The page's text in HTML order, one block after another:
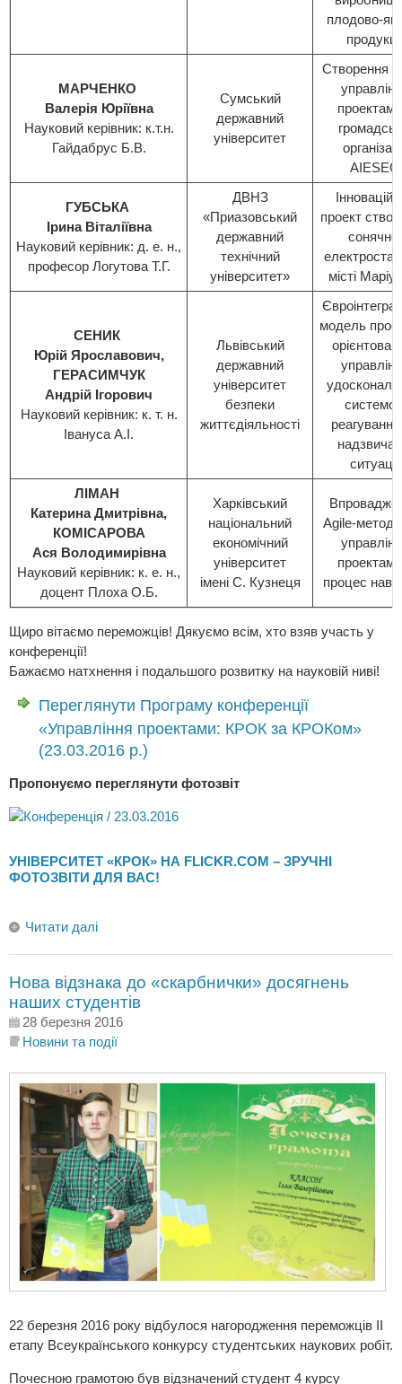
плодово-
МАРЧЕНКО
Валерія Юріївна
Науковий керівник: к.т.н.
Гайдабрус Б.В.
Сумський
державний
університет
Створення
AIESEC
ГУБСЬКА
Ірина Віталіївна
Науковий керівник: д. е. н.,
професор Логутова Т.Г.
ДВНЗ
«Приазовський
державний
технічний
університет»
проект
сонячної
місті
СЕНИК
Юрій Ярославович,
ГЕРАСИМЧУК
Андрій Ігорович
Науковий керівник: к. т. н.
Івануса А.І.
Львівський
державний
університет
безпеки
життєдіяльності
модель
ситуації
ЛІМАН
Катерина Дмитрівна,
КОМІСАРОВА
Ася Володимирівна
Науковий керівник: к. е. н.,
доцент Плоха О.Б.
Харківський
національний
економічний
університет
імені С. Кузнеця
Agile-
процес
Щиро вітаємо переможців! Дякуємо всім, хто взяв участь у
конференції!
Бажаємо натхнення і подальшого розвитку на науковій ниві!
Переглянути Програму конференції
«Управління проектами: КРОК за КРОКом»
(23.03.2016 р.)
Пропонуємо переглянути фотозвіт
УНІВЕРСИТЕТ «КРОК» НА FLICKR.COM – ЗРУЧНІ
ФОТОЗВІТИ ДЛЯ ВАС!
Читати далі
Нова відзнака до «скарбнички» досягнень
наших студентів
28 березня 2016
Новини та події
22 березня 2016 року відбулося нагородження переможців ІІ
етапу Всеукраїнського конкурсу студентських наукових робіт.
Почесною грамотою був відзначений студент 4 курсу